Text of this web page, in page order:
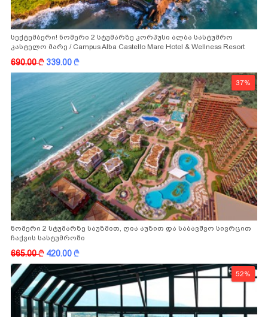
სექტემბერი! ნომერი 2 სტუმარზე კორპუსი ალბა სასტუმრო
კასტელო მარე / Campus Alba Castello Mare Hotel & Wellness Resort
690.00k 339.00k
37%
ნომერი 2 სტუმარზე საუზმით, ღია აუზით და საბავშვო სივრცით
ჩაქვის სასტუმროში
665.00k 420.00k
52%